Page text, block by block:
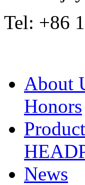
Tel: +86
About
Honors
News